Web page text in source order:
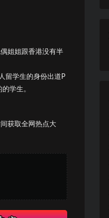
姐姐跟香港没有半
留学生的身份出道P
学生。
获取全网热点大